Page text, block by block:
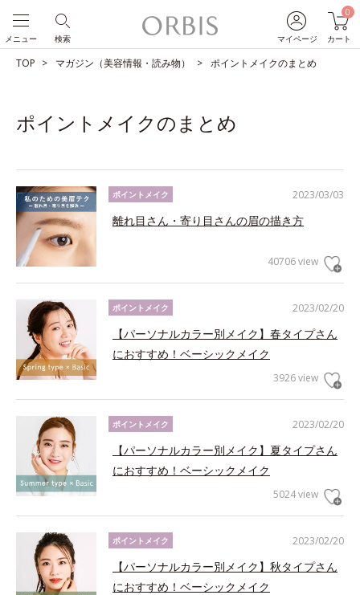
マイページ
0
カート
検索
メニュー
TOP マガジン（美容情報・読み物） ポイントメイクのまとめ
ポイントメイクのまとめ
2023/03/03
ポイントメイク
離れ目さん・寄り目さんの眉の描き方
40706 view
2023/02/20
ポイントメイク
【パーソナルカラー別メイク】春タイプさん
におすすめ！ベーシックメイク
3926 view
2023/02/20
ポイントメイク
【パーソナルカラー別メイク】夏タイプさん
におすすめ！ベーシックメイク
5024 view
2023/02/20
ポイントメイク
【パーソナルカラー別メイク】秋タイプさん
におすすめ！ベーシックメイク